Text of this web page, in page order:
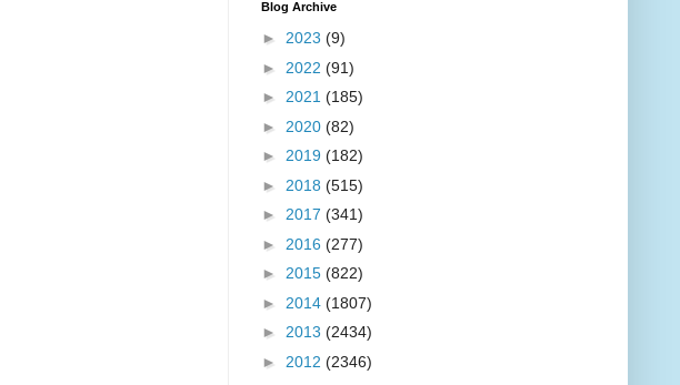
Blog Archive
► 2023 (9)
► 2022 (91)
► 2021 (185)
► 2020 (82)
► 2019 (182)
► 2018 (515)
► 2017 (341)
► 2016 (277)
► 2015 (822)
► 2014 (1807)
► 2013 (2434)
► 2012 (2346)